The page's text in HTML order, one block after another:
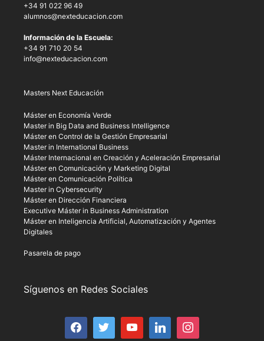
+34 91 022 96 49
alumnos@nexteducacion.com
Información de la Escuela:
+34 91 710 20 54
info@nexteducacion.com
Masters Next Educación
Máster en Economía Verde
Master in Big Data and Business Intelligence
Máster en Control de la Gestión Empresarial
Master in International Business
Máster Internacional en Creación y Aceleración Empresarial
Máster en Comunicación y Marketing Digital
Máster en Comunicación Política
Master in Cybersecurity
Máster en Dirección Financiera
Executive Máster in Business Administration
Máster en Inteligencia Artificial, Automatización y Agentes
Digitales
Pasarela de pago
Síguenos en Redes Sociales